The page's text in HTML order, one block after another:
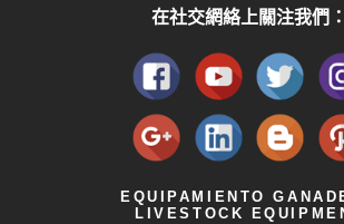
在社交網絡上關注我們：
EQUIPAMIENTO
LIVESTOCK